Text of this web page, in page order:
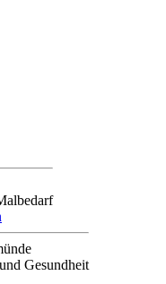
Gesundheit